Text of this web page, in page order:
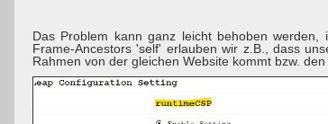
Das Problem kann ganz leicht behoben
Frame-Ancestors 'self' erlauben wir z.B., dass
Rahmen von der gleichen Website kommt bzw.